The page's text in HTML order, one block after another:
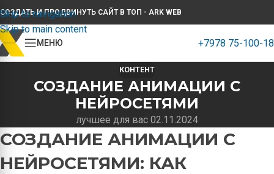
Skip to navigation
Skip to main content
СОЗДАТЬ И ПРОДВИНУТЬ САЙТ В ТОП - ARK WEB
МЕНЮ +7978 75-100-18
КОНТЕНТ
СОЗДАНИЕ АНИМАЦИИ С
НЕЙРОСЕТЯМИ
лучшее для вас 02.11.2024
СОЗДАНИЕ АНИМАЦИИ С
НЕЙРОСЕТЯМИ: КАК